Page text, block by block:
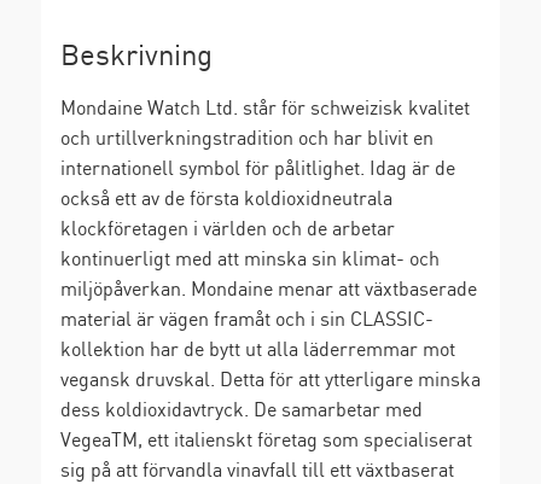
Beskrivning
Mondaine Watch Ltd. står för schweizisk kvalitet
och urtillverkningstradition och har blivit en
internationell symbol för pålitlighet. Idag är de
också ett av de första koldioxidneutrala
klockföretagen i världen och de arbetar
kontinuerligt med att minska sin klimat- och
miljöpåverkan. Mondaine menar att växtbaserade
material är vägen framåt och i sin CLASSIC-
kollektion har de bytt ut alla läderremmar mot
vegansk druvskal. Detta för att ytterligare minska
dess koldioxidavtryck. De samarbetar med
VegeaTM, ett italienskt företag som specialiserat
sig på att förvandla vinavfall till ett växtbaserat